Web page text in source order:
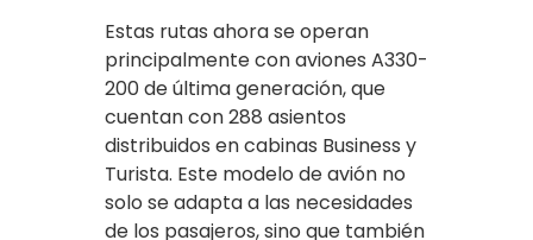
Estas rutas ahora se operan
principalmente con aviones A330-
200 de última generación, que
cuentan con 288 asientos
distribuidos en cabinas Business y
Turista. Este modelo de avión no
solo se adapta a las necesidades
de los pasajeros, sino que también